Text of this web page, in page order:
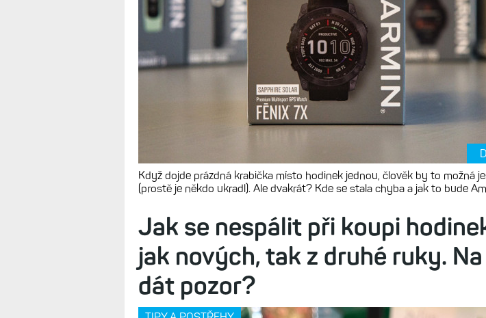
Když dojde prázdná krabička místo hodinek jednou, člověk by to možná
(prostě je někdo ukradl). Ale dvakrát? Kde se stala chyba a jak to bude
Jak se nespálit při koupi
jak nových, tak z druhé ruky.
dát pozor?